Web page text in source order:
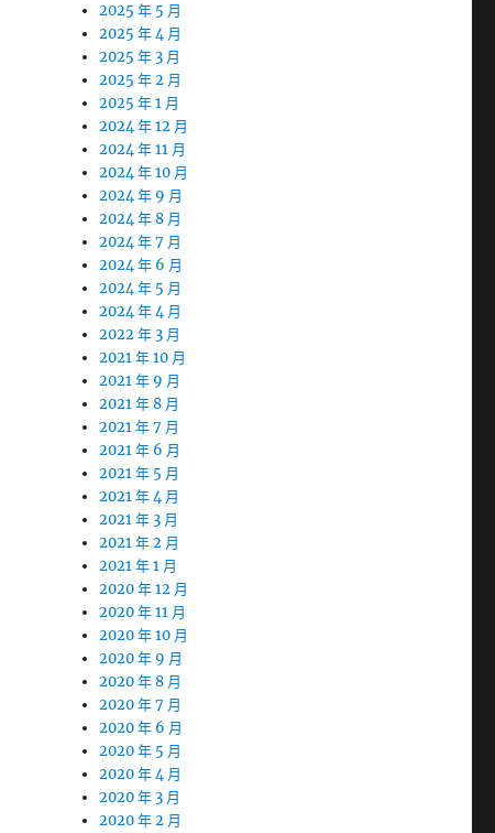
2025 年 5 月
2025 年 4 月
2025 年 3 月
2025 年 2 月
2025 年 1 月
2024 年 12 月
2024 年 11 月
2024 年 10 月
2024 年 9 月
2024 年 8 月
2024 年 7 月
2024 年 6 月
2024 年 5 月
2024 年 4 月
2022 年 3 月
2021 年 10 月
2021 年 9 月
2021 年 8 月
2021 年 7 月
2021 年 6 月
2021 年 5 月
2021 年 4 月
2021 年 3 月
2021 年 2 月
2021 年 1 月
2020 年 12 月
2020 年 11 月
2020 年 10 月
2020 年 9 月
2020 年 8 月
2020 年 7 月
2020 年 6 月
2020 年 5 月
2020 年 4 月
2020 年 3 月
2020 年 2 月